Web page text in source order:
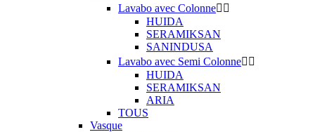
Lavabo avec Colonne 
HUIDA
SERAMIKSAN
SANINDUSA
Lavabo avec Semi Colonne 
HUIDA
SERAMIKSAN
ARIA
TOUS
Vasque